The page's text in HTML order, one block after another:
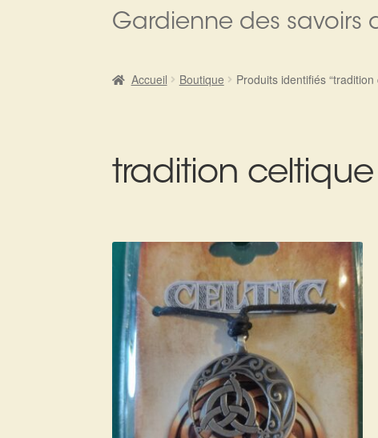
Gardienne des savoirs
Accueil Boutique Produits identifiés “tradition
tradition celtique